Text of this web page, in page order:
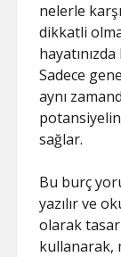
nelerle
dikkatli
Sadece
aynı
sağlar.
Bu burç
yazılır ve
olarak
kullanarak,